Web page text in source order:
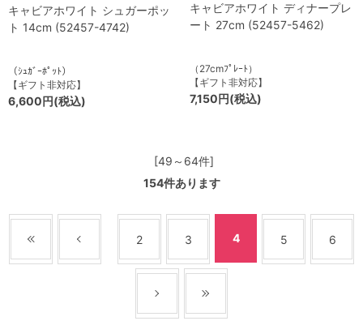
キャビアホワイト シュガーポッ
ト 14cm (52457-4742)
（ｼｭｶﾞｰﾎﾟｯﾄ）
【ギフト非対応】
6,600円(税込)
キャビアホワイト ディナープレ
ート 27cm (52457-5462)
（27cmﾌﾟﾚｰﾄ）
【ギフト非対応】
7,150円(税込)
[49～64件]
154件あります
2 3 4 5 6